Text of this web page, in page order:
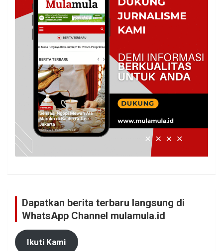
Dapatkan berita terbaru langsung di
WhatsApp Channel mulamula.id
Ikuti Kami